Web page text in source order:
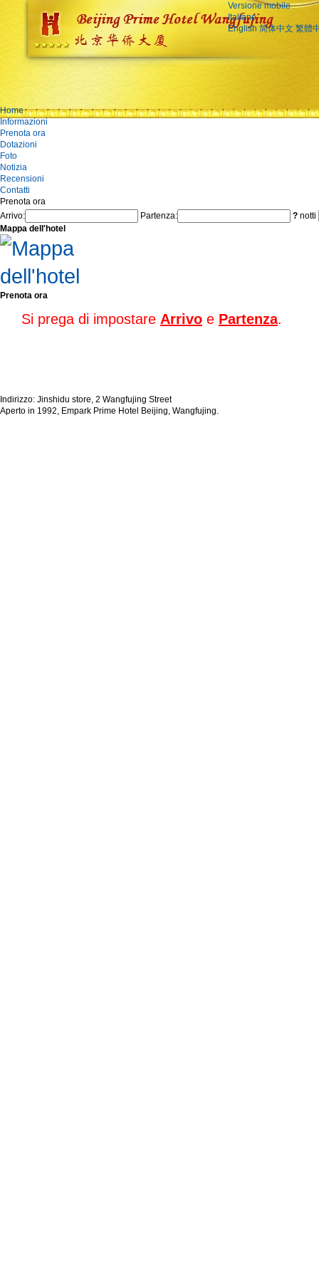
Versione mobile
Italiano
English 简体中文 繁體
Home
Informazioni
Prenota ora
Dotazioni
Foto
Notizia
Recensioni
Contatti
Prenota ora
Arrivo:
Partenza: ? notti
Mappa dell'hotel
Prenota ora
Si prega di impostare Arrivo e Partenza.
Indirizzo: Jinshidu store, 2 Wangfujing Street
Aperto in 1992, Empark Prime Hotel Beijing, Wangfujing.